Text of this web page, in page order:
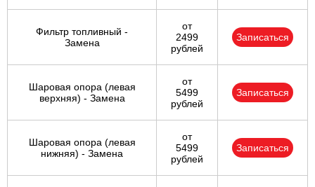
Фильтр топливный -
Замена
от
2499
рублей
Записаться
Шаровая опора (левая
верхняя) - Замена
от
5499
рублей
Записаться
Шаровая опора (левая
нижняя) - Замена
от
5499
рублей
Записаться